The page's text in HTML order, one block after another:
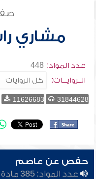
مشاري
عدد المواد: 448
الــروايـــات:
31844628
11626683
حفص عن عاصم
عدد المواد: 385 مادة